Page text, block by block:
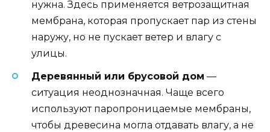
нужна. Здесь применяется ветрозащитная
мембрана, которая пропускает пар из стены
наружу, но не пускает ветер и влагу с
улицы.
Деревянный или брусовой дом —
ситуация неоднозначная. Чаще всего
используют паропроницаемые мембраны,
чтобы древесина могла отдавать влагу, а не